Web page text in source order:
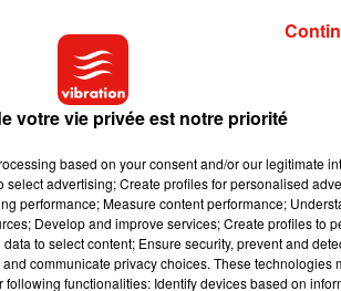
près d'Orléans dans le
sportif du Larry, est repoussée pour des
deux scénarios sont sur la table et
engagement fort des armées ».
Pfizery seront allouées la premie̬re
réservation seront tre̬s prochainement
votre vie privée est notre priorité
based on your consent and/or our legitimate
advertising; Create profiles for personalised
performance; Measure content performance;
Develop and improve services; Create profiles to
to select content; Ensure security, prevent and
communicate privacy choices. These technologies
functionalities: Identify devices based on